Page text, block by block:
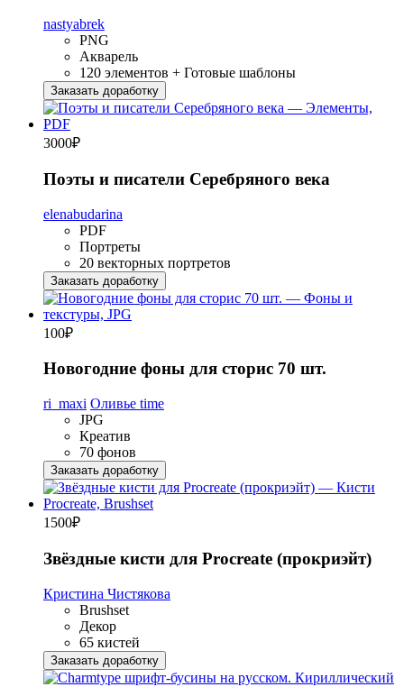
nastyabrek
PNG
Акварель
120 элементов + Готовые шаблоны
Заказать доработку
3000₽
Поэты и писатели Серебряного века
elenabudarina
PDF
Портреты
20 векторных портретов
Заказать доработку
100₽
Новогодние фоны для сторис 70 шт.
ri_maxi Оливье time
JPG
Креатив
70 фонов
Заказать доработку
1500₽
Звёздные кисти для Procreate (прокриэйт)
Кристина Чистякова
Brushset
Декор
65 кистей
Заказать доработку